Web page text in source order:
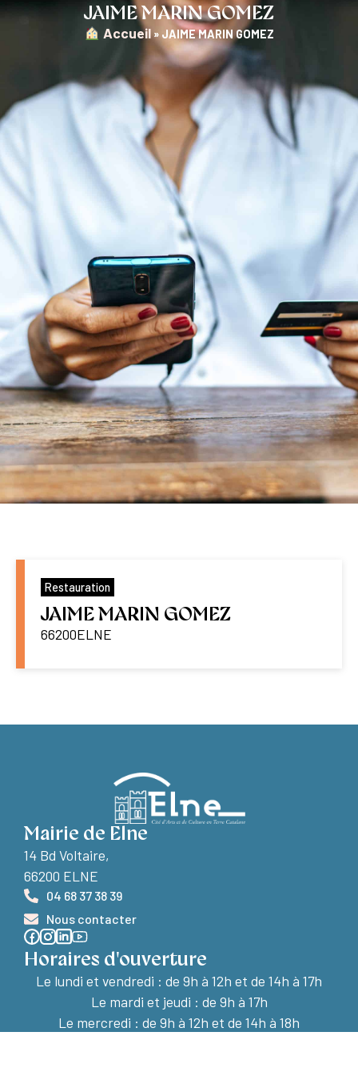
JAIME MARIN GOMEZ
︎ Accueil» JAIME MARIN GOMEZ
Restauration
JAIME MARIN GOMEZ
66200ELNE
Mairie de Elne
14 Bd Voltaire,
66200 ELNE
04 68 37 38 39
Nous contacter
Horaires d'ouverture
Le lundi et vendredi : de 9h à 12h et de 14h à 17h
Le mardi et jeudi : de 9h à 17h
Le mercredi : de 9h à 12h et de 14h à 18h